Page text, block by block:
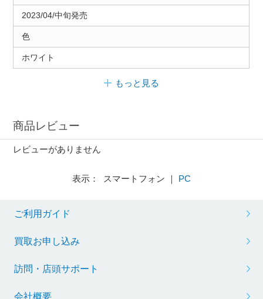
2023/04/中旬発売
色
ホワイト
もっと見る
商品レビュー
レビューがありません
表示： スマートフォン ｜ PC
ご利用ガイド
買取お申し込み
訪問・店頭サポート
会社概要